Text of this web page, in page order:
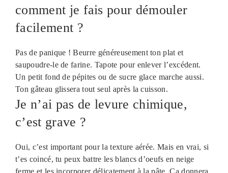
comment je fais pour démouler
facilement ?
Pas de panique ! Beurre généreusement ton plat et
saupoudre-le de farine. Tapote pour enlever l’excédent.
Un petit fond de pépites ou de sucre glace marche aussi.
Ton gâteau glissera tout seul après la cuisson.
Je n’ai pas de levure chimique,
c’est grave ?
Oui, c’est important pour la texture aérée. Mais en vrai, si
t’es coincé, tu peux battre les blancs d’oeufs en neige
ferme et les incorporer délicatement à la pâte. Ça donnera